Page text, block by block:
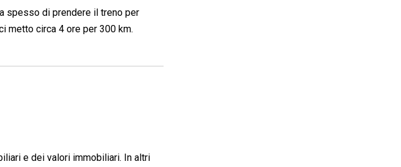
spesso di prendere il treno per
metto circa 4 ore per 300 km.
e dei valori immobiliari. In altri